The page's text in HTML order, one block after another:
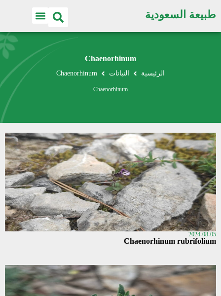
طبيعة السعودية
Chaenorhinum
الرئيسية النباتات Chaenorhinum
Chaenorhinum
2024-08-05
Chaenorhinum rubrifolium